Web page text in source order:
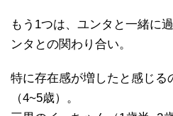
もう1つは、ユンタと一緒に
ンタとの関わり合い。
特に存在感が増したと感じる
（4~5歳）。